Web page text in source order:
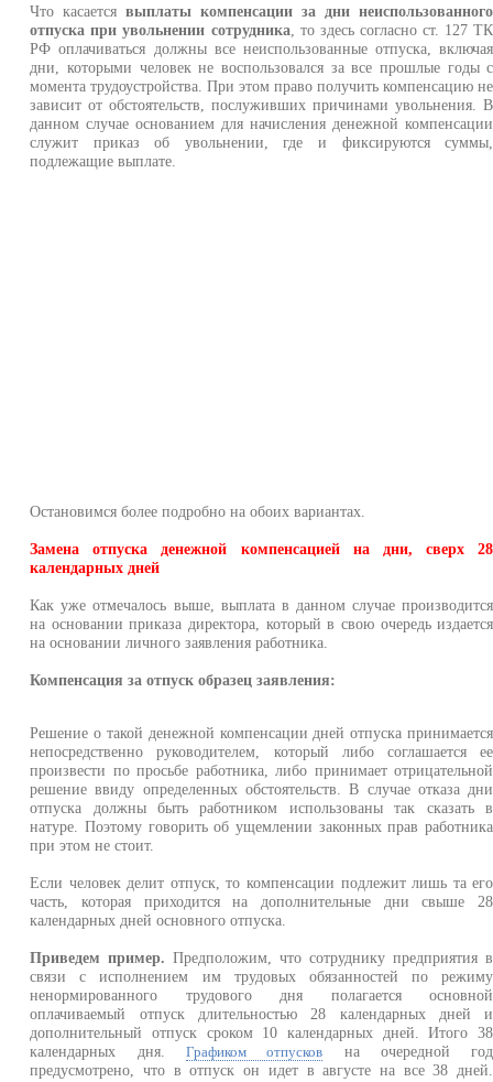
Что касаетсявыплаты компенсации за дни неиспользованного
отпуска при увольнении сотрудника , то здесь согласно ст. 127 ТК
РФ оплачиваться должны все неиспользованные отпуска, включая
дни, которыми человек не воспользовался за все прошлые годы с
момента трудоустройства. При этом право получить компенсацию не
зависит от обстоятельств, послуживших причинами увольнения. В
данном случае основанием для начисления денежной компенсации
служит приказ об увольнении, где и фиксируются суммы,
подлежащие выплате.
Остановимся более подробно на обоих вариантах.
Замена отпуска денежной компенсацией на дни, сверх 28
календарных дней
Как уже отмечалось выше, выплата в данном случае производится
на основании приказа директора, который в свою очередь издается
на основании личного заявления работника.
Компенсация за отпуск образец заявления:
Решение о такой денежной компенсации дней отпуска принимается
непосредственно руководителем, который либо соглашается ее
произвести по просьбе работника, либо принимает отрицательной
решение ввиду определенных обстоятельств. В случае отказа дни
отпуска должны быть работником использованы так сказать в
натуре. Поэтому говорить об ущемлении законных прав работника
при этом не стоит.
Если человек делит отпуск, то компенсации подлежит лишь та его
часть, которая приходится на дополнительные дни свыше 28
календарных дней основного отпуска.
Приведем пример. Предположим, что сотруднику предприятия в
связи с исполнением им трудовых обязанностей по режиму
ненормированного трудового дня полагается основной
оплачиваемый отпуск длительностью 28 календарных дней и
дополнительный отпуск сроком 10 календарных дней. Итого 38
календарных дня. Графиком отпусков на очередной год
предусмотрено, что в отпуск он идет в августе на все 38 дней.